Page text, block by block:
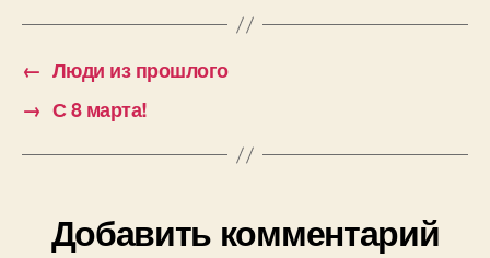
← Люди из прошлого
→ С 8 марта!
Добавить комментарий